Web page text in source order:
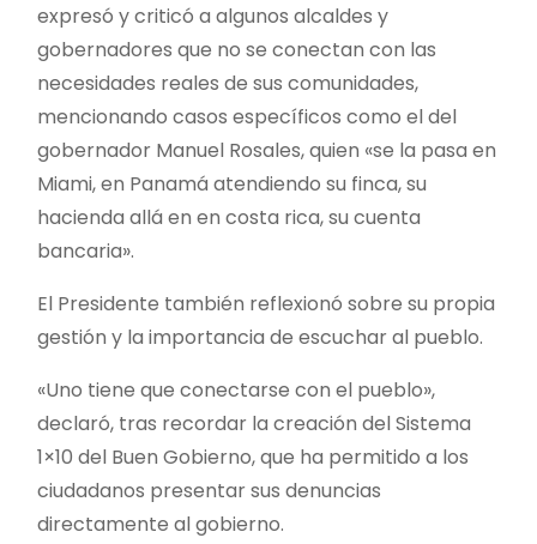
expresó y criticó a algunos alcaldes y
gobernadores que no se conectan con las
necesidades reales de sus comunidades,
mencionando casos específicos como el del
gobernador Manuel Rosales, quien «se la pasa en
Miami, en Panamá atendiendo su finca, su
hacienda allá en en costa rica, su cuenta
bancaria».
El Presidente también reflexionó sobre su propia
gestión y la importancia de escuchar al pueblo.
«Uno tiene que conectarse con el pueblo»,
declaró, tras recordar la creación del Sistema
1×10 del Buen Gobierno, que ha permitido a los
ciudadanos presentar sus denuncias
directamente al gobierno.